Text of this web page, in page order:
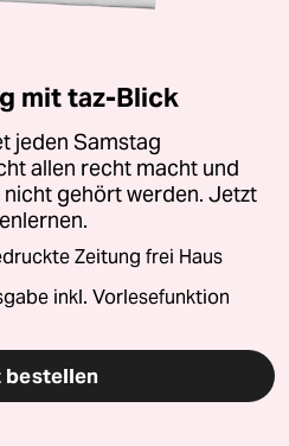
mit taz-Blick
jeden Samstag
allen recht macht und
gehört werden. Jetzt
Zeitung frei Haus
inkl. Vorlesefunktion